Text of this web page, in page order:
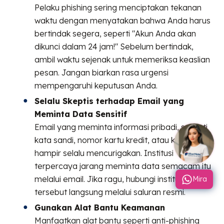
Pelaku phishing sering menciptakan tekanan
waktu dengan menyatakan bahwa Anda harus
bertindak segera, seperti "Akun Anda akan
dikunci dalam 24 jam!" Sebelum bertindak,
ambil waktu sejenak untuk memeriksa keaslian
pesan. Jangan biarkan rasa urgensi
mempengaruhi keputusan Anda.
Selalu Skeptis terhadap Email yang
Meminta Data Sensitif
Email yang meminta informasi pribadi, seperti
kata sandi, nomor kartu kredit, atau kode OTP,
hampir selalu mencurigakan. Institusi
terpercaya jarang meminta data semacam itu
melalui email. Jika ragu, hubungi institusi
tersebut langsung melalui saluran resmi.
Gunakan Alat Bantu Keamanan
Manfaatkan alat bantu seperti anti-phishing
Mira